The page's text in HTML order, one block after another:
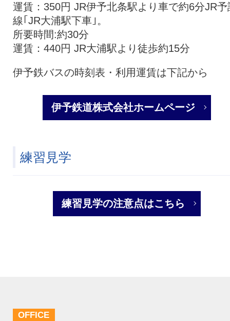
運賃：350円 JR伊予北条駅より車で約6分JR予
線｢JR大浦駅下車｣。
所要時間:約30分
運賃：440円 JR大浦駅より徒歩約15分
伊予鉄バスの時刻表・利用運賃は下記から
伊予鉄道株式会社ホームページ
練習見学
練習見学の注意点はこちら
OFFICE